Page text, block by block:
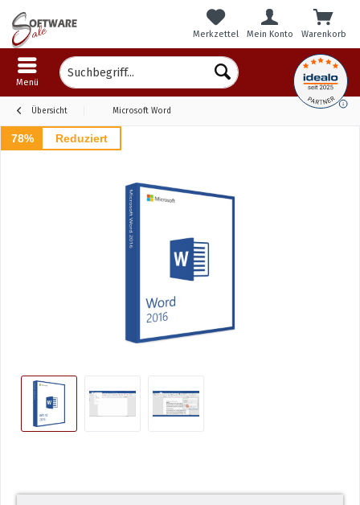
Warenkorb
Merkzettel Mein Konto
Menü
Übersicht Microsoft Word
78% Reduziert